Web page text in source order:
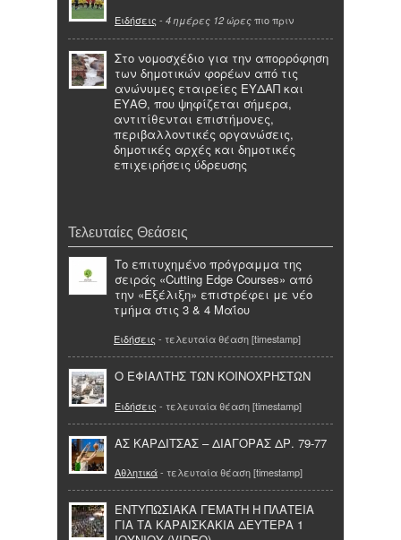
Ειδήσεις - 4 ημέρες 12 ώρες πιο πριν
Στο νομοσχέδιο για την απορρόφηση
των δημοτικών φορέων από τις
ανώνυμες εταιρείες ΕΥΔΑΠ και
ΕΥΑΘ, που ψηφίζεται σήμερα,
αντιτίθενται επιστήμονες,
περιβαλλοντικές οργανώσεις,
δημοτικές αρχές και δημοτικές
επιχειρήσεις ύδρευσης
Τελευταίες Θεάσεις
Το επιτυχημένο πρόγραμμα της
σειράς «Cutting Edge Courses» από
την «Εξέλιξη» επιστρέφει με νέο
τμήμα στις 3 & 4 Μαΐου
Ειδήσεις - τελευταία θέαση [timestamp]
Ο ΕΦΙΑΛΤΗΣ ΤΩΝ ΚΟΙΝΟΧΡΗΣΤΩΝ
Ειδήσεις - τελευταία θέαση [timestamp]
ΑΣ ΚΑΡΔΙΤΣΑΣ – ΔΙΑΓΟΡΑΣ ΔΡ. 79-77
Αθλητικά- τελευταία θέαση [timestamp]
ΕΝΤΥΠΩΣΙΑΚΑ ΓΕΜΑΤΗ Η ΠΛΑΤΕΙΑ
ΓΙΑ ΤΑ ΚΑΡΑΙΣΚΑΚΙΑ ΔΕΥΤΕΡΑ 1